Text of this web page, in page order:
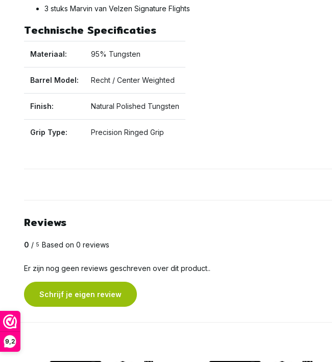
9,2
3 stuks Marvin van Velzen Signature Flights
Technische Specificaties
Materiaal: 95% Tungsten
Barrel Model: Recht / Center Weighted
Finish: Natural Polished Tungsten
Grip Type: Precision Ringed Grip
Reviews
0 / 5 Based on 0 reviews
Er zijn nog geen reviews geschreven over dit product..
Schrijf je eigen review